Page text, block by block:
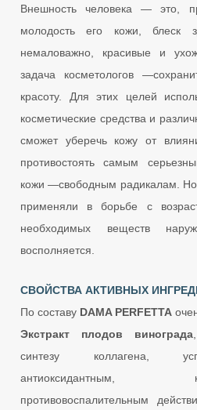
Внешность человека — это,
молодость его кожи, блеск
немаловажно, красивые и
задача косметологов
красоту. Для этих целей
косметические средства и
сможет уберечь кожу от
противостоять самым
кожи —свободным радикалам.
применяли в борьбе с
необходимых веществ
восполняется.
СВОЙСТВА АКТИВНЫХ
По составу DAMA PERFETTA
Экстракт плодов винограда
синтезу коллагена,
антиоксидантным,
противовоспалительным